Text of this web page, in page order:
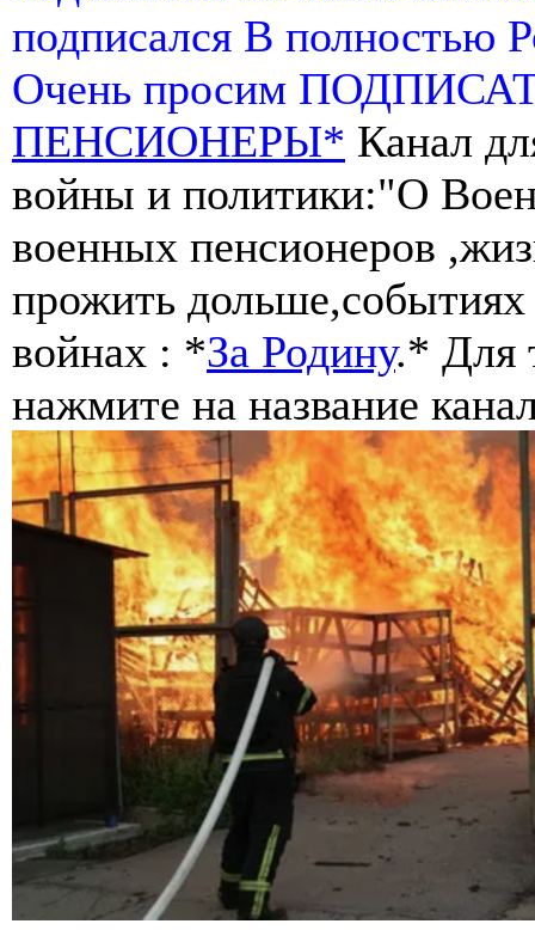
подписался В полностью
Очень просим
ПЕНСИОНЕРЫ* Канал
войны и политики:"О
военных пенсионеров
прожить
войнах : *За Родину.* Для
нажмите на название